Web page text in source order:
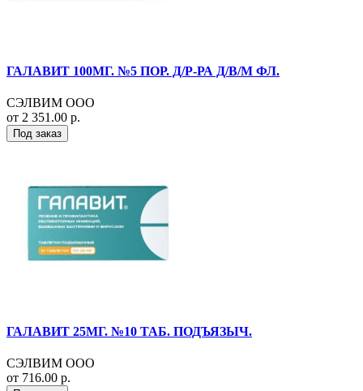
ГАЛАВИТ 100МГ. №5 ПОР. Д/Р-РА Д/В/М ФЛ.
СЭЛВИМ ООО
от 2 351.00 р.
Под заказ
ГАЛАВИТ 25МГ. №10 ТАБ. ПОДЪЯЗЫЧ.
СЭЛВИМ ООО
от 716.00 р.